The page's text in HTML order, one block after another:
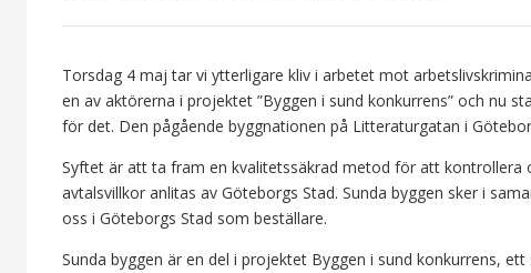
Torsdag 4 maj tar vi ytterligare kliv i arbetet mot
en av aktörerna i projektet ”Byggen i sund konkurrens” och nu
för det. Den pågående byggnationen på Litteraturgatan i
Syftet är att ta fram en kvalitetssäkrad metod för att
avtalsvillkor anlitas av Göteborgs Stad. Sunda byggen sker i
oss i Göteborgs Stad som beställare.
Sunda byggen är en del i projektet Byggen i sund konkurrens,